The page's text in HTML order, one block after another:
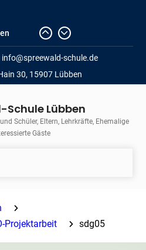
info@spreewald-schule.de
30, 15907 Lübben
Schule Lübben
Schüler, Eltern, Lehrkräfte, Ehemalige
Gäste
Projektarbeit
sdg05